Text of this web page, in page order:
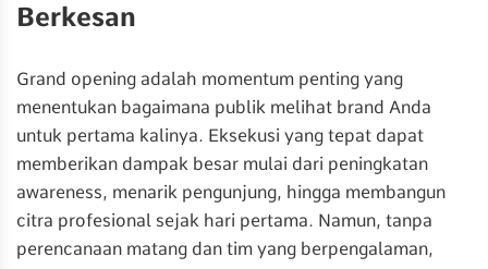
Berkesan
Grand opening adalah momentum penting yang
menentukan bagaimana publik melihat brand Anda
untuk pertama kalinya. Eksekusi yang tepat dapat
memberikan dampak besar mulai dari peningkatan
awareness, menarik pengunjung, hingga membangun
citra profesional sejak hari pertama. Namun, tanpa
perencanaan matang dan tim yang berpengalaman,